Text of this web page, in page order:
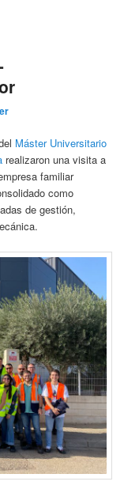
Máster Universitario
realizaron una visita a
familiar
como
de gestión,